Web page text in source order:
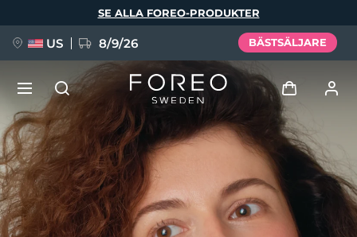
SE ALLA FOREO-PRODUKTER
US 8/9/26 BÄSTSÄLJARE
Logga in
Användarprofil
Mina enheter
NYHET
BREAKING NEWS
Språk
English Deutsch
Español